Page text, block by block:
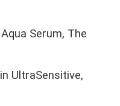
Serum, The
UltraSensitive,